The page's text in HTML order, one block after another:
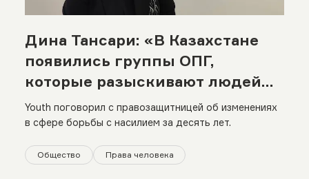
Дина Тансари: «В Казахстане
появились группы ОПГ,
которые разыскивают людей
«не той» ориентации»
Youth поговорил с правозащитницей об изменениях
в сфере борьбы с насилием за десять лет.
Общество Права человека